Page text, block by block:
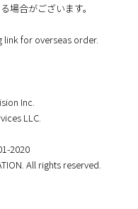
場合がございます。
link for overseas order.
Inc.
LLC.
2020
All rights reserved.